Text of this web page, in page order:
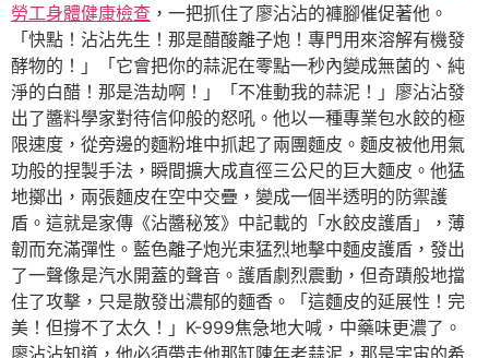
勞工身體健康檢查 ，一把抓住了廖沾沾的褲腳催促著他。
「快點！沾沾先生！那是醋酸離子炮！專門用來溶解有機發
酵物的！」「它會把你的蒜泥在零點一秒內變成無菌的、純
淨的白醋！那是浩劫啊！」「不准動我的蒜泥！」廖沾沾發
出了醬料學家對待信仰般的怒吼。他以一種專業包水餃的極
限速度，從旁邊的麵粉堆中抓起了兩團麵皮。麵皮被他用氣
功般的捏製手法，瞬間擴大成直徑三公尺的巨大麵皮。他猛
地擲出，兩張麵皮在空中交疊，變成一個半透明的防禦護
盾。這就是家傳《沾醬秘笈》中記載的「水餃皮護盾」，薄
韌而充滿彈性。藍色離子炮光束猛烈地擊中麵皮護盾，發出
了一聲像是汽水開蓋的聲音。護盾劇烈震動，但奇蹟般地擋
住了攻擊，只是散發出濃郁的麵香。「這麵皮的延展性！完
美！但撐不了太久！」K-999焦急地大喊，中藥味更濃了。
廖沾沾知道，他必須帶走他那缸陳年老蒜泥，那是宇宙的希